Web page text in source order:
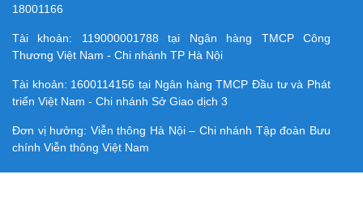
18001166
Tài khoản: 119000001788 tại Ngân hàng TMCP Công
Thương Việt Nam - Chi nhánh TP Hà Nội
Tài khoản: 1600114156 tại Ngân hàng TMCP Ðầu tư và Phát
triển Việt Nam - Chi nhánh Sở Giao dịch 3
Đơn vị hưởng: Viễn thông Hà Nội – Chi nhánh Tập đoàn Bưu
chính Viễn thông Việt Nam